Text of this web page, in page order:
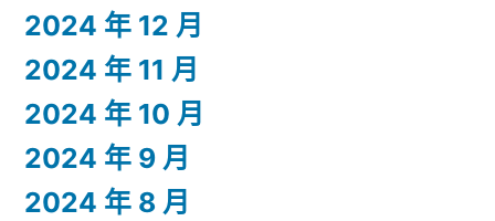
2024 年 12 月
2024 年 11 月
2024 年 10 月
2024 年 9 月
2024 年 8 月